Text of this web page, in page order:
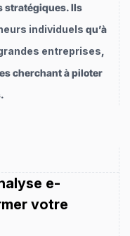
stratégiques. Ils
individuels qu’à
entreprises,
cherchant à piloter
e-
votre